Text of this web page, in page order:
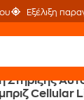
Εξέλιξη
Στήριξης
Cellular